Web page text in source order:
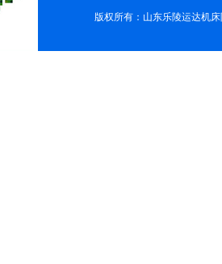
版权所有：山东乐陵运达机